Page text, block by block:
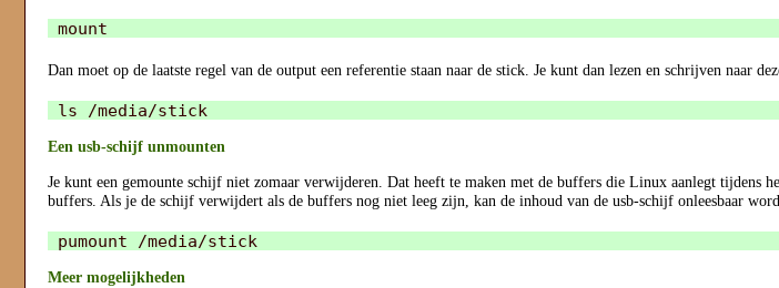
Dan moet op de laatste regel van de output een referentie staan naar de stick. Je kunt dan lezen en schrijven naar
Een usb-schijf unmounten
Je kunt een gemounte schijf niet zomaar verwijderen. Dat heeft te maken met de buffers die Linux aanlegt tijdens
buffers. Als je de schijf verwijdert als de buffers nog niet leeg zijn, kan de inhoud van de usb-schijf onleesbaar
Meer mogelijkheden